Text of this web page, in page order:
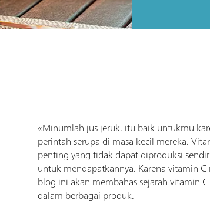
«Minumlah jus jeruk, itu baik untukmu
perintah serupa di masa kecil mereka.
penting yang tidak dapat diproduksi
untuk mendapatkannya. Karena vitamin
blog ini akan membahas sejarah vitamin
dalam berbagai produk.